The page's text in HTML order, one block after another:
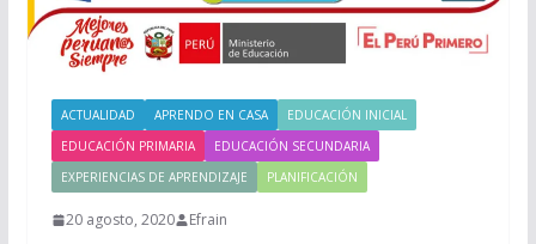
ACTUALIDAD APRENDO EN CASA
EDUCACIÓN INICIAL
EDUCACIÓN PRIMARIA
EDUCACIÓN SECUNDARIA
EXPERIENCIAS DE APRENDIZAJE
PLANIFICACIÓN
20 agosto, 2020 Efrain